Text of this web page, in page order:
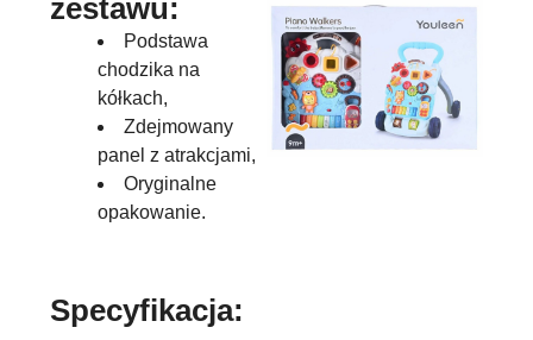
zestawu:
Podstawa
chodzika na
kółkach,
Zdejmowany
panel z atrakcjami,
Oryginalne
opakowanie.
Specyfikacja: